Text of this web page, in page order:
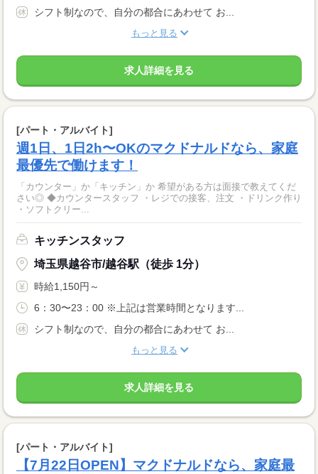
シフト制なので、自分の都合にあわせて お...
もっと見る
求人詳細を見る
[パート・アルバイト]
週1日、1日2h〜OKのマクドナルドなら、家庭
最優先で働けます！
「カウンター」か「キッチン」か 希望がある方は面接で教えてくだ
さい◎ ◆カウンタースタッフ ・レジでの接客、注文 ・ドリンク作り
・ソフトクリー...
キッチンスタッフ
埼玉県越谷市/越谷駅（徒歩 1分）
時給1,150円～
6：30〜23：00 ※上記は営業時間となります...
シフト制なので、自分の都合にあわせて お...
もっと見る
求人詳細を見る
[パート・アルバイト]
【7月22日OPEN】マクドナルドなら、家庭最